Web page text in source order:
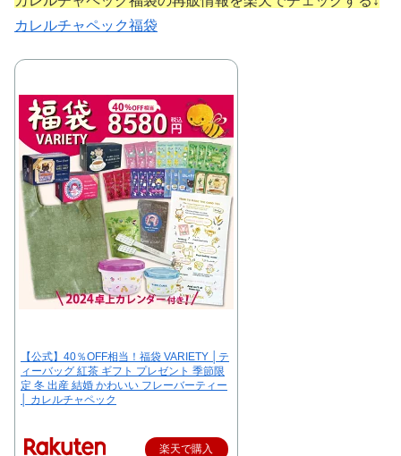
カレルチャペック福袋
【公式】40％OFF相当！福袋 VARIETY │テ
ィーバッグ 紅茶 ギフト プレゼント 季節限
定 冬 出産 結婚 かわいい フレーバーティー
│ カレルチャペック
楽天で購入